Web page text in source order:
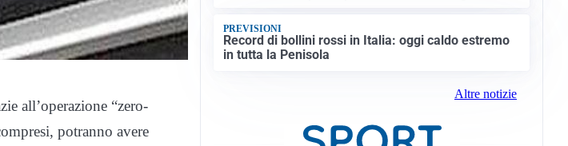
all’operazione “zero-
potranno avere
PREVISIONI
Record di bollini rossi in Italia: oggi caldo estremo
in tutta la Penisola
Altre notizie